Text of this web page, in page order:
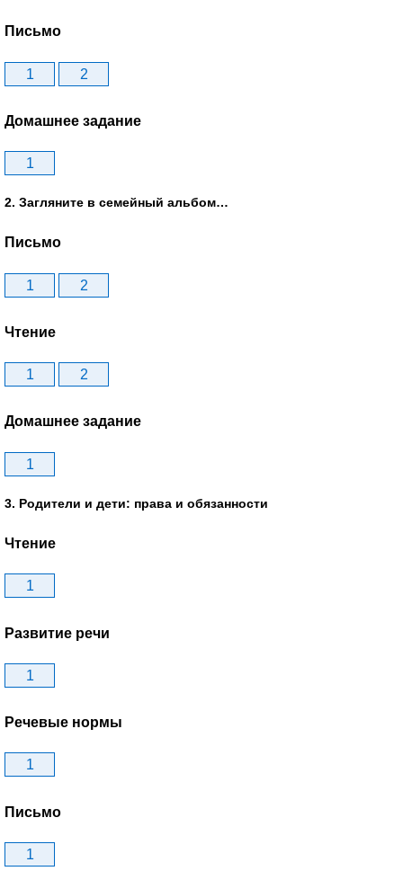
Письмо
1 2
Домашнее задание
1
2. Загляните в семейный альбом…
Письмо
1 2
Чтение
1 2
Домашнее задание
1
3. Родители и дети: права и обязанности
Чтение
1
Развитие речи
1
Речевые нормы
1
Письмо
1